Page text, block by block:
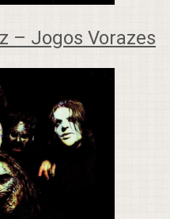
– Jogos Vorazes